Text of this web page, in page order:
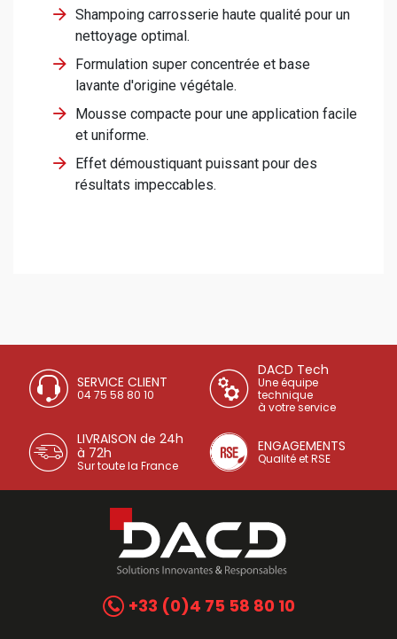
Shampoing carrosserie haute qualité pour un
nettoyage optimal.
Formulation super concentrée et base
lavante d'origine végétale.
Mousse compacte pour une application facile
et uniforme.
Effet démoustiquant puissant pour des
résultats impeccables.
SERVICE CLIENT
04 75 58 80 10
DACD Tech
Une équipe
technique
à votre service
LIVRAISON de 24h
à 72h
Sur toute la France
ENGAGEMENTS
Qualité et RSE
+33 (0)4 75 58 80 10